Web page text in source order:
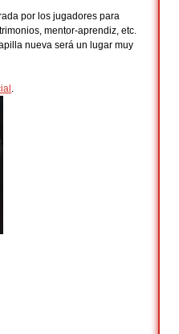
por los jugadores para
mentor-aprendiz, etc.
nueva será un lugar muy
.